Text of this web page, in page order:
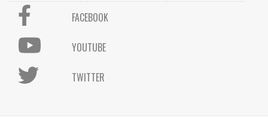
FACEBOOK
YOUTUBE
TWITTER